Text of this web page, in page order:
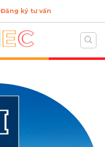
Đăng ký tư vấn